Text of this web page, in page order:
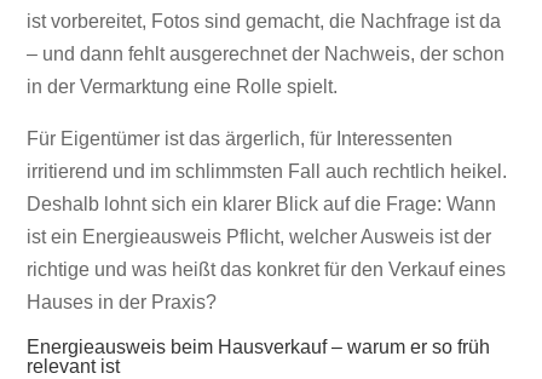
ist vorbereitet, Fotos sind gemacht, die Nachfrage ist da
– und dann fehlt ausgerechnet der Nachweis, der schon
in der Vermarktung eine Rolle spielt.
Für Eigentümer ist das ärgerlich, für Interessenten
irritierend und im schlimmsten Fall auch rechtlich heikel.
Deshalb lohnt sich ein klarer Blick auf die Frage: Wann
ist ein Energieausweis Pflicht, welcher Ausweis ist der
richtige und was heißt das konkret für den Verkauf eines
Hauses in der Praxis?
Energieausweis beim Hausverkauf – warum er so früh
relevant ist